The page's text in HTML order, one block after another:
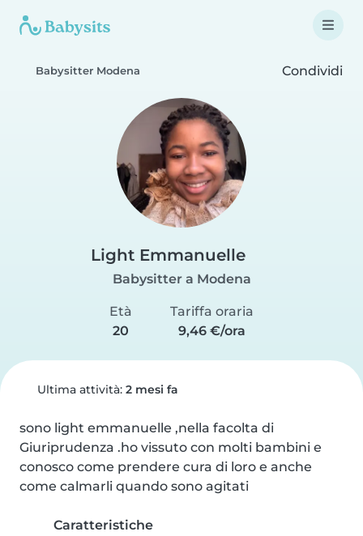
Babysitter Modena Condividi
Light Emmanuelle
Babysitter a Modena
Età
20
Tariffa oraria
9,46 €/ora
Ultima attività: 2 mesi fa
sono light emmanuelle ,nella facolta di
Giuriprudenza .ho vissuto con molti bambini e
conosco come prendere cura di loro e anche
come calmarli quando sono agitati
Caratteristiche